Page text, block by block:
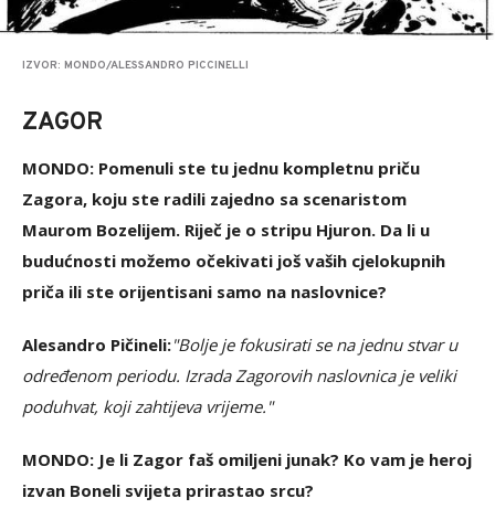
IZVOR: MONDO/ALESSANDRO PICCINELLI
ZAGOR
MONDO: Pomenuli ste tu jednu kompletnu priču
Zagora, koju ste radili zajedno sa scenaristom
Maurom Bozelijem. Riječ je o stripu Hjuron. Da li u
budućnosti možemo očekivati još vaših cjelokupnih
priča ili ste orijentisani samo na naslovnice?
Alesandro Pičineli:"Bolje je fokusirati se na jednu stvar u
određenom periodu. Izrada Zagorovih naslovnica je veliki
poduhvat, koji zahtijeva vrijeme."
MONDO: Je li Zagor faš omiljeni junak? Ko vam je heroj
izvan Boneli svijeta prirastao srcu?